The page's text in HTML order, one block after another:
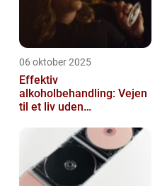
06 oktober 2025
Effektiv
alkoholbehandling: Vejen
til et liv uden